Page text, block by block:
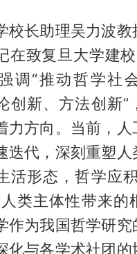
校长助理吴力波教
在致复旦大学建
调“推动哲学社
创新、方法创新”
力方向。当前，
迭代，深刻重塑人
活形态，哲学应
类主体性带来的
作为我国哲学研究
化与各学术社团的